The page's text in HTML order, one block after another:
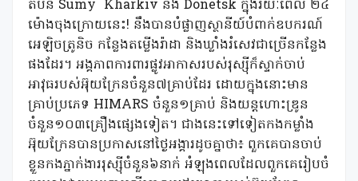
តំបន់ Sumy Kharkiv និង Donetsk ក្នុងរយៈពេល ២៤
ម៉ោងចុងក្រោយនេះ! នឹងបានបំផ្លាញស្ថានីយ៍បំពាក់ឧបករណ៍
អេឡិចត្រូនិច កន្លែងតម្លើងរ៉ាដា និងឃ្លាំងរំសេវជាច្រើនកន្លែង
ផងដែរ។ អង្គភាពការពារផ្លូវអាកាសរបស់រុស្ស៊ីក៏ស្ទាក់ចាប់
អាវុធរបស់អ៊ុយក្រែនចំនួន៧គ្រាប់ដែរ ដោយក្នុងនោះមាន
គ្រាប់ប្រភេទ HIMARS ចំនួន១គ្រាប់ និងយន្តហោះឌ្រូន
ចំនួន១០៣គ្រឿងផ្សេងទៀត។ ជាងនេះទៅទៀតកងកម្លាំង
អ៊ុយក្រែនបានប្រកាសនៅថ្ងៃអង្គារដូចគ្នាថា៖ ពួកគេបានចាប់
ខ្លួនកងភ្នាក់ងាររុស្ស៊ីចំនួន៦នាក់ អំឡុងពេលដែលពួកគេរៀបចំ